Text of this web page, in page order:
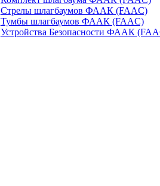
Стрелы шлагбаумов ФААК (FAAC)
Тумбы шлагбаумов ФААК (FAAC)
Устройства Безопасности ФААК